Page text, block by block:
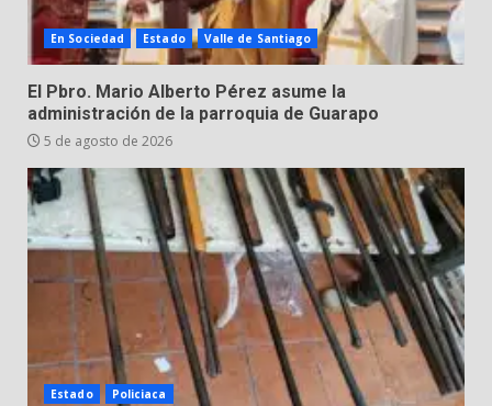
4 3 de agosto de 2026
5
Hombre pierde la vida en
tabiquera
6
Emboscada a policías en Yuriria
31 de julio de 2026
Envía Gobierno de la Gente más
de 77 mil
En Sociedad Estado Valle de Santiago
El Pbro. Mario Alberto Pérez asume la
administración de la parroquia de Guarapo
5 de agosto de 2026
Estado Policiaca